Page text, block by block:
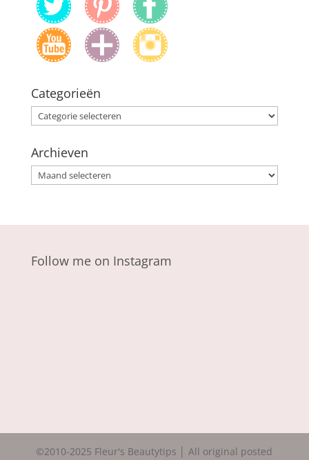
Categorieën
Categorieën
Archieven
Archieven
Follow me on Instagram
©2010-2025 Fleur's Beautytips │ All original posted